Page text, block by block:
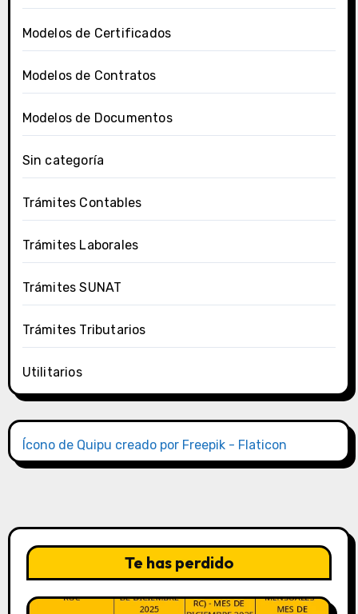
Modelos de Certificados
Modelos de Contratos
Modelos de Documentos
Sin categoría
Trámites Contables
Trámites Laborales
Trámites SUNAT
Trámites Tributarios
Utilitarios
Ícono de Quipu creado por Freepik - Flaticon
Te has perdido